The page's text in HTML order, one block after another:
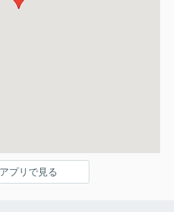
プリで見る